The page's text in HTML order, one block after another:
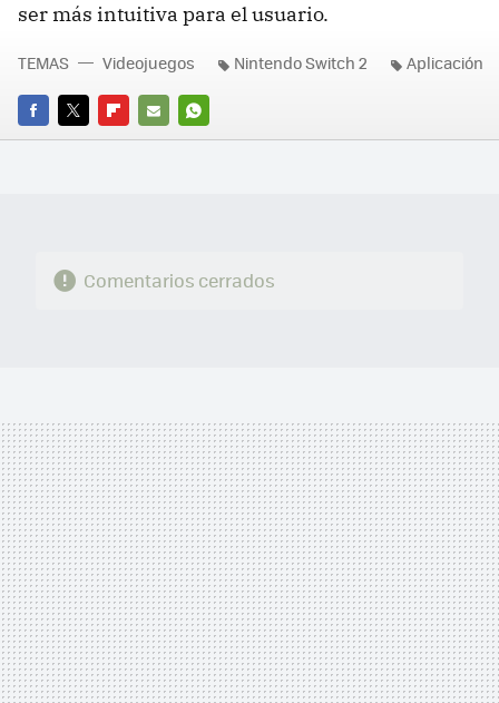
ser más intuitiva para el usuario.
FACEBOOK
TWITTERFLIPBOARD
E-
WHATSAPP
TEMAS Videojuegos Nintendo Switch 2 Aplicación
Comentarios cerrados